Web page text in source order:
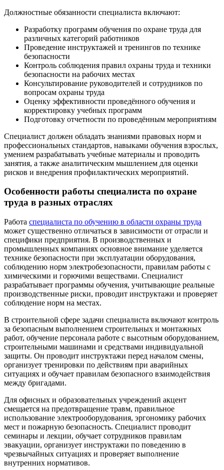
Должностные обязанности специалиста включают:
Разработку программ обучения по охране труда для
различных категорий работников
Проведение инструктажей и тренингов по технике
безопасности
Контроль соблюдения правил охраны труда и техники
безопасности на рабочих местах
Консультирование руководителей и сотрудников по
вопросам охраны труда
Оценку эффективности проведённого обучения и
корректировку учебных программ
Подготовку отчетности по проведённым мероприятиям
Специалист должен обладать знаниями правовых норм и
профессиональных стандартов, навыками обучения взрослых,
умением разрабатывать учебные материалы и проводить
занятия, а также аналитическим мышлением для оценки
рисков и внедрения профилактических мероприятий.
Особенности работы специалиста по охране
труда в разных отраслях
Работа специалиста по обучению в области охраны труда
может существенно отличаться в зависимости от отрасли и
специфики предприятия. В производственных и
промышленных компаниях основное внимание уделяется
технике безопасности при эксплуатации оборудования,
соблюдению норм электробезопасности, правилам работы с
химическими и горючими веществами. Специалист
разрабатывает программы обучения, учитывающие реальные
производственные риски, проводит инструктажи и проверяет
соблюдение норм на местах.
В строительной сфере задачи специалиста включают контроль
за безопасным выполнением строительных и монтажных
работ, обучение персонала работе с высотным оборудованием,
строительными машинами и средствами индивидуальной
защиты. Он проводит инструктажи перед началом смены,
организует тренировки по действиям при аварийных
ситуациях и обучает правилам безопасного взаимодействия
между бригадами.
Для офисных и образовательных учреждений акцент
смещается на предотвращение травм, правильное
использование электрооборудования, эргономику рабочих
мест и пожарную безопасность. Специалист проводит
семинары и лекции, обучает сотрудников правилам
эвакуации, организует инструктажи по поведению в
чрезвычайных ситуациях и проверяет выполнение
внутренних нормативов.